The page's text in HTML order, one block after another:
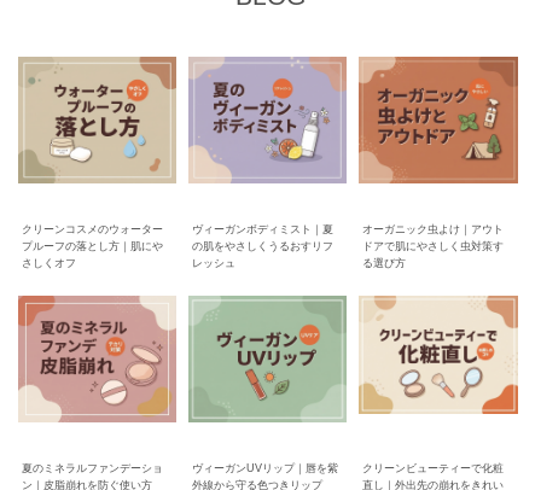
クリーンコスメのウォーター
プルーフの落とし方｜肌にや
さしくオフ
ヴィーガンボディミスト｜夏
の肌をやさしくうるおすリフ
レッシュ
オーガニック虫よけ｜アウト
ドアで肌にやさしく虫対策す
る選び方
夏のミネラルファンデーショ
ン｜皮脂崩れを防ぐ使い方
ヴィーガンUVリップ｜唇を紫
外線から守る色つきリップ
クリーンビューティーで化粧
直し｜外出先の崩れをきれい